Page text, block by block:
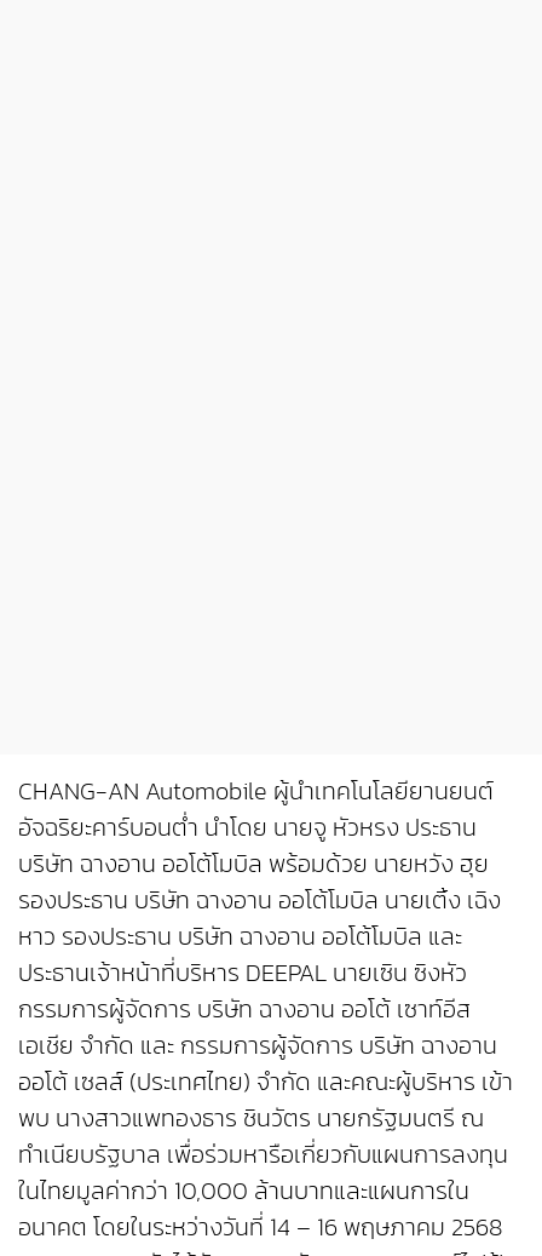
CHANG-AN Automobile ผู้นำเทคโนโลยียานยนต์
อัจฉริยะคาร์บอนต่ำ นำโดย นายจู หัวหรง ประธาน
บริษัท ฉางอาน ออโต้โมบิล พร้อมด้วย นายหวัง ฮุย
รองประธาน บริษัท ฉางอาน ออโต้โมบิล นายเติ้ง เฉิง
หาว รองประธาน บริษัท ฉางอาน ออโต้โมบิล และ
ประธานเจ้าหน้าที่บริหาร DEEPAL นายเซิน ซิงหัว
กรรมการผู้จัดการ บริษัท ฉางอาน ออโต้ เซาท์อีส
เอเชีย จำกัด และ กรรมการผู้จัดการ บริษัท ฉางอาน
ออโต้ เซลส์ (ประเทศไทย) จำกัด และคณะผู้บริหาร เข้า
พบ นางสาวแพทองธาร ชินวัตร นายกรัฐมนตรี ณ
ทำเนียบรัฐบาล เพื่อร่วมหารือเกี่ยวกับแผนการลงทุน
ในไทยมูลค่ากว่า 10,000 ล้านบาทและแผนการใน
อนาคต โดยในระหว่างวันที่ 14 – 16 พฤษภาคม 2568